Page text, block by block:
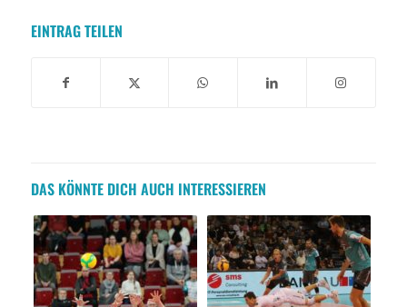
EINTRAG TEILEN
DAS KÖNNTE DICH AUCH INTERESSIEREN